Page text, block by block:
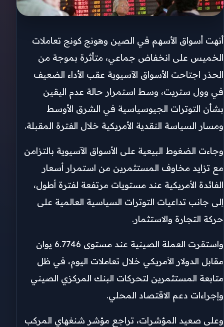
أنهت أسواق الأسهم في الصين وهونج كونج تعاملات
الخميس على انخفاض جماعي، متأثرة بموجة من
الحذر اجتاحت الأسواق الآسيوية عقب الأداء الضعيف
في وول ستريت، وسط استمرار حالة عدم اليقين
بشأن التوترات الجيوسياسية في الشرق الأوسط
ومسار السياسة النقدية الأمريكية خلال الفترة المقبلة.
وجاءت الضغوط البيعية على الأسواق الآسيوية بالتزامن
مع تزايد مخاوف المستثمرين من استمرار أسعار
الفائدة الأمريكية عند مستويات مرتفعة لفترة أطول،
إلى جانب تداعيات التوترات السياسية العالمية على
حركة التجارة والاستثمار.
واستقرت العملة الصينية عند مستوى 6.7746 يوان
مقابل الدولار الأمريكي خلال تعاملات اليوم، في ظل
متابعة المستثمرين لتحركات البنك المركزي الصيني
وإجراءات دعم الاقتصاد المحلي.
وعلى صعيد المؤشرات، تراجع مؤشر شنغهاي المركب